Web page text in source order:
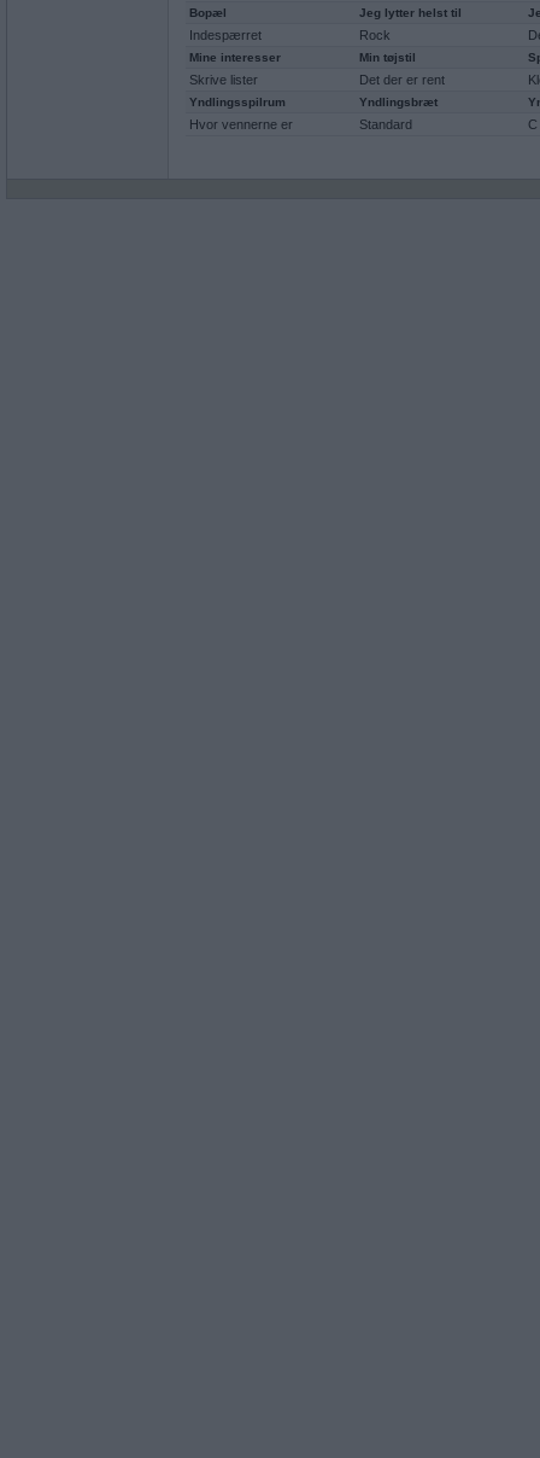
Bopæl Jeg lytter helst til
Indespærret Rock
Mine interesser Min tøjstil
Skrive lister Det der er rent
Yndlingsspilrum Yndlingsbræt
Hvor vennerne er Standard C